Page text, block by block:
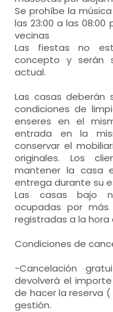
Se prohíbe la
las 23:00 a las
vecinas
Las fiestas no
concepto y serán
actual.
Las casas deberán
condiciones de
enseres en el
entrada en la
conservar el
originales. Los
mantener la casa
entrega durante su
Las casas bajo
ocupadas por
registradas a la hora
Condiciones de
-Cancelación
devolverá el
de hacer la reserva
gestión.